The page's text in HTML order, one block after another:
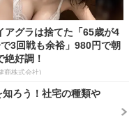
アグラは捨てた「65歳が4
3回戦も余裕」980円で朝
絶好調！
商株式会社)
ろう！社宅の種類や